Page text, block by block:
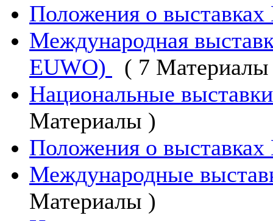
Положения о
Международная
EUWO)
( 7
Национальные
Материалы )
Положения о
Международные
Материалы )